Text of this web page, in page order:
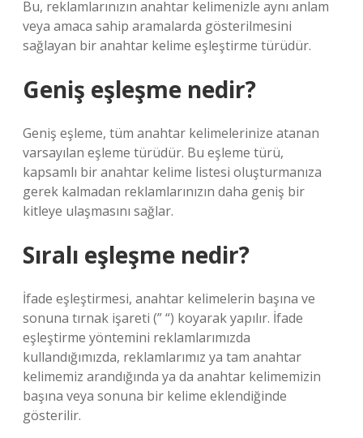
Bu, reklamlarınızın anahtar kelimenizle aynı anlam
veya amaca sahip aramalarda gösterilmesini
sağlayan bir anahtar kelime eşleştirme türüdür.
Geniş eşleşme nedir?
Geniş eşleme, tüm anahtar kelimelerinize atanan
varsayılan eşleme türüdür. Bu eşleme türü,
kapsamlı bir anahtar kelime listesi oluşturmanıza
gerek kalmadan reklamlarınızın daha geniş bir
kitleye ulaşmasını sağlar.
Sıralı eşleşme nedir?
İfade eşleştirmesi, anahtar kelimelerin başına ve
sonuna tırnak işareti (” “) koyarak yapılır. İfade
eşleştirme yöntemini reklamlarımızda
kullandığımızda, reklamlarımız ya tam anahtar
kelimemiz arandığında ya da anahtar kelimemizin
başına veya sonuna bir kelime eklendiğinde
gösterilir.